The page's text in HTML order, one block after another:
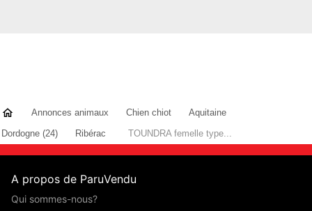
Annonces animaux Chien chiot
Aquitaine
Dordogne (24)
Ribérac TOUNDRA femelle type...
A propos de ParuVendu
Qui sommes-nous?